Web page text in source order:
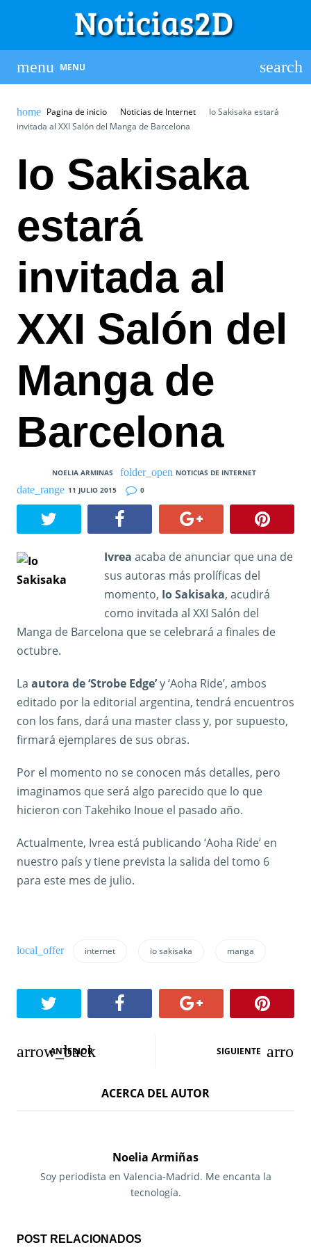
MENU
Pagina de inicio Noticias de Internet
Io Sakisaka estará
invitada al XXI Salón del Manga de Barcelona
Io Sakisaka
estará
invitada al
XXI Salón del
Manga de
Barcelona
NOELIA ARMINAS
NOTICIAS DE INTERNET
11 JULIO 2015
0
Ivrea acaba de anunciar que una de
sus autoras más prolíficas del
momento, Io Sakisaka, acudirá
como invitada al XXI Salón del
Manga de Barcelona que se celebrará a finales de
octubre.
La autora de ‘Strobe Edge’y ‘Aoha Ride’, ambos
editado por la editorial argentina, tendrá encuentros
con los fans, dará una master class y, por supuesto,
firmará ejemplares de sus obras.
Por el momento no se conocen más detalles, pero
imaginamos que será algo parecido que lo que
hicieron con Takehiko Inoue el pasado año.
Actualmente, Ivrea está publicando ‘Aoha Ride’ en
nuestro país y tiene prevista la salida del tomo 6
para este mes de julio.
internet io sakisaka manga
N
i
ANTERIOR SIGUIENTE
ACERCA DEL AUTOR
Noelia Armiñas
Soy periodista en Valencia-Madrid. Me encanta la
tecnología.
POST RELACIONADOS